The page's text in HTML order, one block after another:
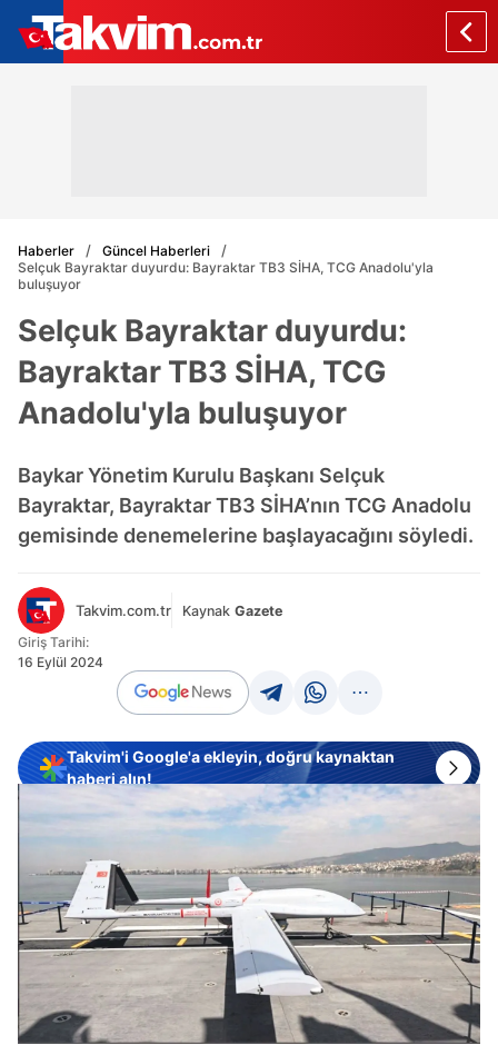
Haberler
Güncel Haberleri
Selçuk Bayraktar duyurdu: Bayraktar TB3 SİHA, TCG Anadolu'yla
buluşuyor
Selçuk Bayraktar duyurdu:
Bayraktar TB3 SİHA, TCG
Anadolu'yla buluşuyor
Baykar Yönetim Kurulu Başkanı Selçuk
Bayraktar, Bayraktar TB3 SİHA’nın TCG Anadolu
gemisinde denemelerine başlayacağını söyledi.
Takvim.com.tr Kaynak Gazete
Giriş Tarihi:
16 Eylül 2024
Takvim'i Google'a ekleyin, doğru kaynaktan
haberi alın!